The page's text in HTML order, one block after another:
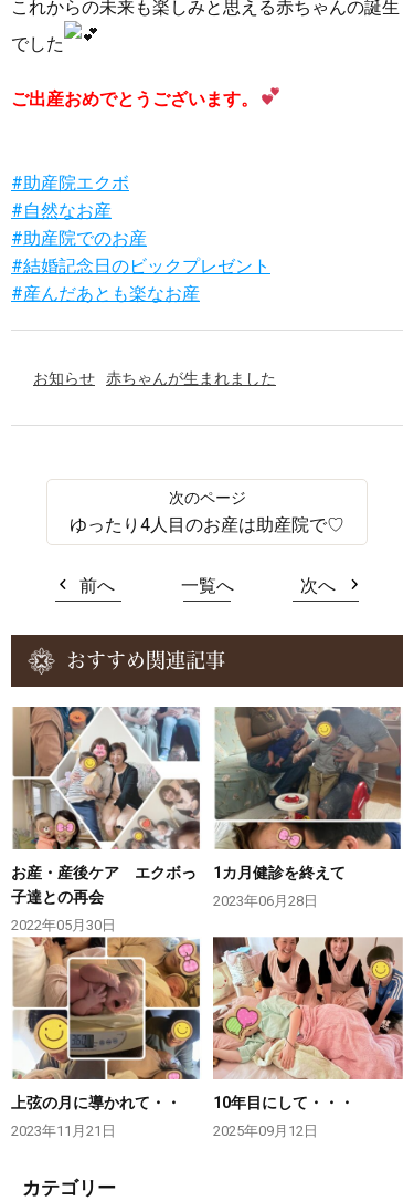
これからの未来も楽しみと思える赤ちゃんの誕生
でした
ご出産おめでとうございます。
#助産院エクボ
#自然なお産
#助産院でのお産
#結婚記念日のビックプレゼント
#産んだあとも楽なお産
お知らせ 赤ちゃんが生まれました
ゆったり4人目のお産は助産院で♡
前へ 一覧へ 次へ
おすすめ関連記事
お産・産後ケア エクボっ
子達との再会
2022年05月30日
1カ月健診を終えて
2023年06月28日
上弦の月に導かれて・・
2023年11月21日
10年目にして・・・
2025年09月12日
カテゴリー